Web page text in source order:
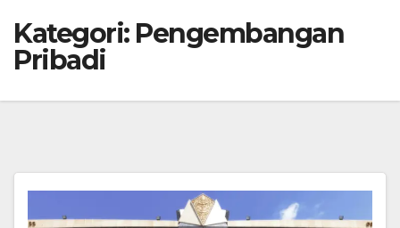
Kategori: Pengembangan
Pribadi